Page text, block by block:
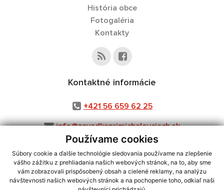
Používame cookies
Súbory cookie a ďalšie technológie sledovania používame na zlepšenie
vášho zážitku z prehliadania našich webových stránok, na to, aby sme
vám zobrazovali prispôsobený obsah a cielené reklamy, na analýzu
návštevnosti našich webových stránok a na pochopenie toho, odkiaľ naši
História obce
Fotogaléria
Kontakty
Kontaktné informácie
+421 56 659 62 25
info@zavadkaprimichalovciach.sk
využite možnosť získavania aktuálnych informácií s využitím RSS
CMS systém (redakčný) systém ECHELON 2,Mapa stránok,web portál